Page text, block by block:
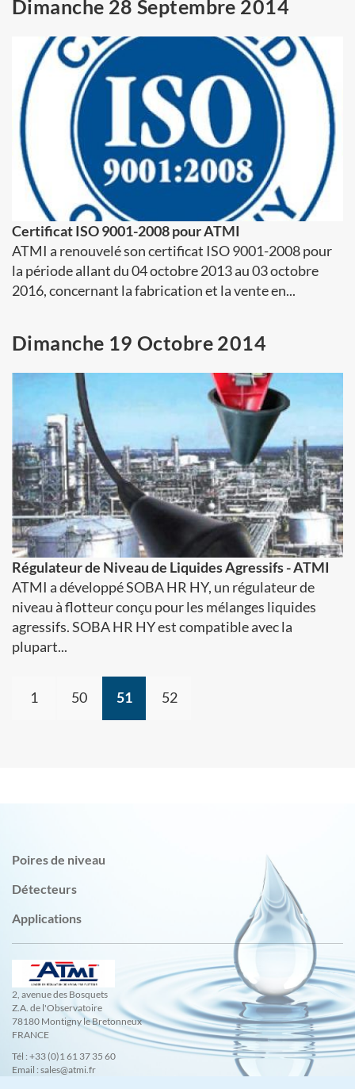
Dimanche 28 Septembre 2014
Certificat ISO 9001-2008 pour ATMI
ATMI a renouvelé son certificat ISO 9001-2008 pour
la période allant du 04 octobre 2013 au 03 octobre
2016, concernant la fabrication et la vente en...
Dimanche 19 Octobre 2014
Régulateur de Niveau de Liquides Agressifs - ATMI
ATMI a développé SOBA HR HY, un régulateur de
niveau à flotteur conçu pour les mélanges liquides
agressifs. SOBA HR HY est compatible avec la
plupart...
1 50 51 52
Poires de niveau
Détecteurs
Applications
2, avenue des Bosquets
Z.A. de l'Observatoire
78180 Montigny le Bretonneux
FRANCE
Tél : +33 (0)1 61 37 35 60
Email : sales@atmi.fr